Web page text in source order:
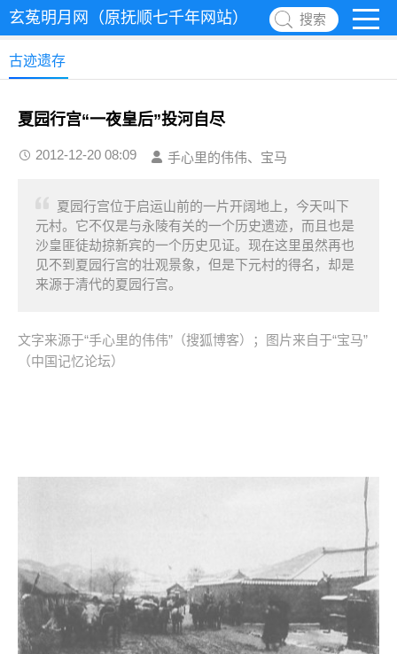
玄菟明月网（原抚顺七千年网站） 搜索
古迹遗存
夏园行宫“一夜皇后”投河自尽
2012-12-20 08:09 手心里的伟伟、宝马
夏园行宫位于启运山前的一片开阔地上，今天叫下
元村。它不仅是与永陵有关的一个历史遗迹，而且也是
沙皇匪徒劫掠新宾的一个历史见证。现在这里虽然再也
见不到夏园行宫的壮观景象，但是下元村的得名，却是
来源于清代的夏园行宫。
文字来源于“手心里的伟伟”（搜狐博客）； 图片来自于“宝马”
（中国记忆论坛）